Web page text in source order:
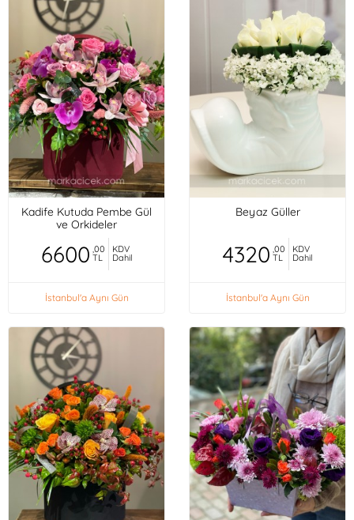
Kadife Kutuda Pembe Gül
ve Orkideler
6600 ,00
TL
KDV
Dahil
İstanbul'a Aynı Gün
Beyaz Güller
4320 ,00
TL
KDV
Dahil
İstanbul'a Aynı Gün